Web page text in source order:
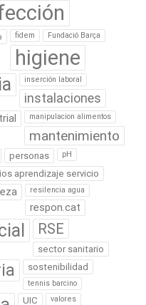
fidem Fundació Barça
higiene
inserción laboral
instalaciones
manipulacion alimentos
mantenimiento
personas pH
aprendizaje servicio
resilencia agua
respon.cat
RSE
sector sanitario
sostenibilidad
tennis barcino
UIC valores